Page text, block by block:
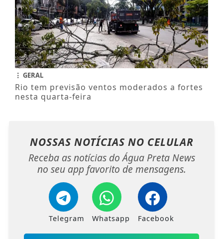
GERAL
Rio tem previsão ventos moderados a fortes
nesta quarta-feira
NOSSAS NOTÍCIAS NO CELULAR
Receba as notícias do Água Preta News
no seu app favorito de mensagens.
Telegram Whatsapp Facebook